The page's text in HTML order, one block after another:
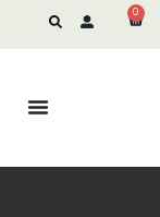
0